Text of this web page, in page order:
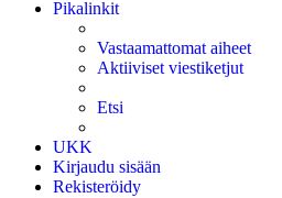
Pikalinkit
Vastaamattomat aiheet
Aktiiviset viestiketjut
Etsi
UKK
Kirjaudu sisään
Rekisteröidy